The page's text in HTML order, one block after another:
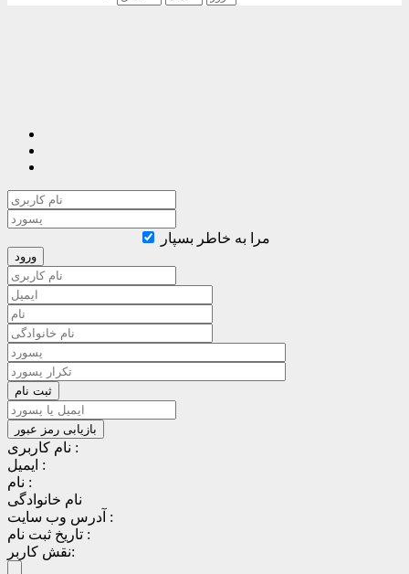
مرا به خاطر بسپار
نام کاربری :
ایمیل :
نام :
نام خانوادگی
آدرس وب سایت :
تاریخ ثبت نام :
نقش کاربر: